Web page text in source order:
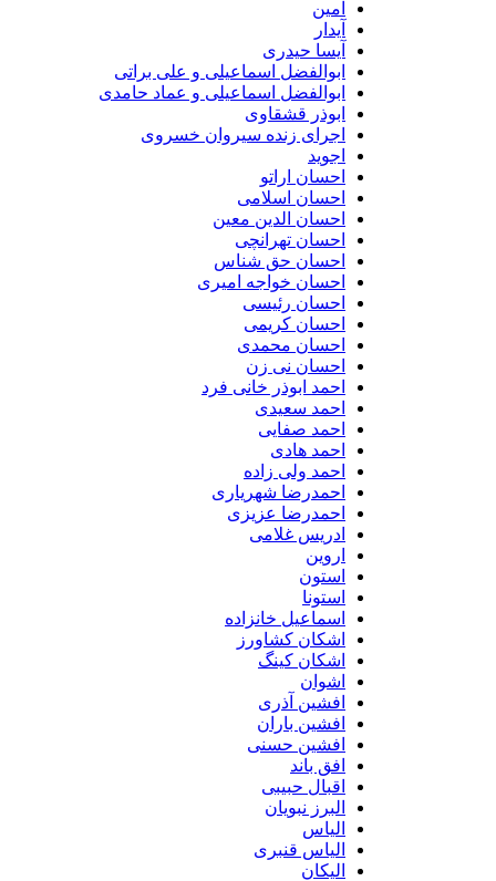
آیسا حیدری
ابوالفضل اسماعیلی و علی براتی
ابوالفضل اسماعیلی و عماد حامدی
ابوذر قشقاوی
اجرای زنده سیروان خسروی
احسان اراتو
احسان اسلامی
احسان الدین معین
احسان تهرانچی
احسان حق شناس
احسان خواجه امیری
احسان رئیسی
احسان کریمی
احسان محمدی
احسان نی زن
احمد ابوذر خانی فرد
احمد سعیدی
احمد صفایی
احمد هادی
احمد ولی زاده
احمدرضا شهریاری
احمدرضا عزیزی
ادریس غلامی
اسماعیل خانزاده
اشکان کشاورز
اشکان کینگ
افشین آذری
افشین باران
افشین حسنی
افق باند
اقبال حبیبی
البرز نبویان
الیاس قنبرى